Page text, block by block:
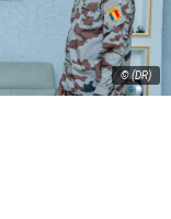
© (DR)